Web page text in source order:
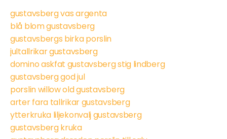
gustavsberg vas argenta
blå blom gustavsberg
gustavsbergs birka porslin
jultallrikar gustavsberg
domino askfat gustavsberg stig lindberg
gustavsberg god jul
porslin willow old gustavsberg
arter fara tallrikar gustavsberg
ytterkruka liljekonvalj gustavsberg
gustavsberg kruka